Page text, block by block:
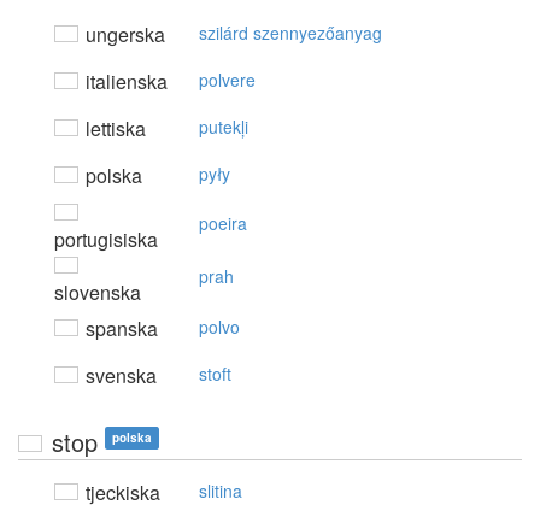
ungerska szilárd szennyezőanyag
italienska polvere
lettiska putekļi
polska pyły
portugisiska
poeira
slovenska
prah
spanska polvo
svenska stoft
stop polska
tjeckiska slitina